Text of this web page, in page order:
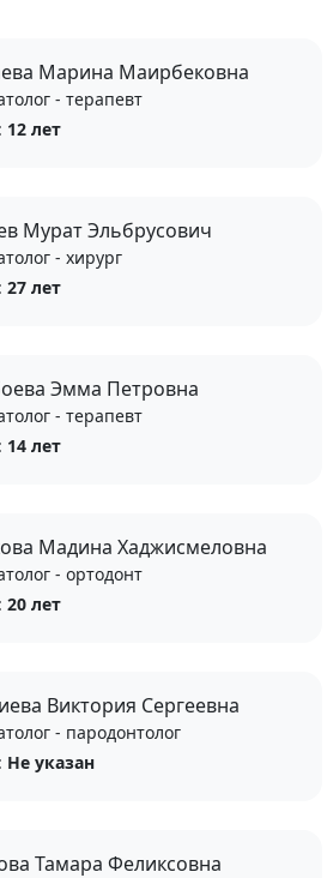
Марина Маирбековна
- терапевт
12 лет
Мурат Эльбрусович
- хирург
27 лет
Эмма Петровна
- терапевт
14 лет
Мадина Хаджисмеловна
- ортодонт
20 лет
Виктория Сергеевна
- пародонтолог
Не указан
Тамара Феликсовна